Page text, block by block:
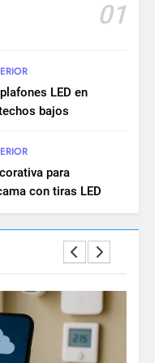
eléctrica en
históricos: guía
una
en viviendas
ELÉCTRICAS
si una
eléctrica tiene
ELÉCTRICAS
entre circuitos
y circuitos de
ELÉCTRICAS
01
LED en
bajos
para
con tiras LED